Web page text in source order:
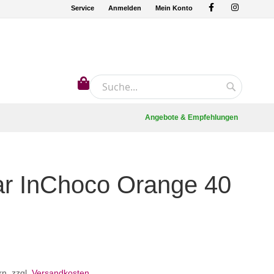
Service Anmelden Mein Konto
Suche
Mein Warenkorb
Angebote & Empfehlungen
InChoco Orange 40